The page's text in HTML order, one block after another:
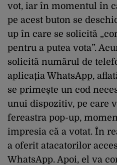
vot, iar în momentul în
pe acest buton se
up în care se solicită
pentru a putea vota”.
solicită numărul de
aplicația WhatsApp,
se primește un cod
unui dispozitiv, pe care
fereastra pop-up,
impresia că a votat. În
a oferit atacatorilor
WhatsApp. Apoi, el va